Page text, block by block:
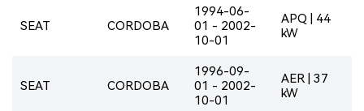
SEAT CORDOBA
1994-06-
01 - 2002-
10-01
APQ | 44
kW
SEAT CORDOBA
1996-09-
01 - 2002-
10-01
AER | 37
kW